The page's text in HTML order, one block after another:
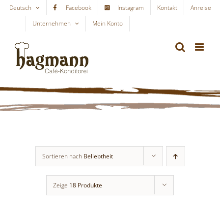
Skip
content
Deutsch Facebook Instagram Kontakt
Anreise
Unternehmen
Mein Konto
Sortieren nach Beliebtheit
Zeige 18 Produkte